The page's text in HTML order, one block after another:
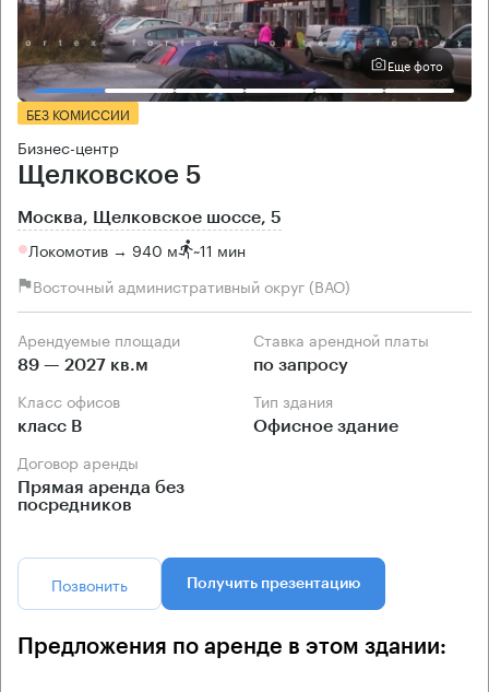
Еще фото
БЕЗ КОМИССИИ
Бизнес-центр
Щелковское 5
Москва, Щелковское шоссе, 5
Локомотив → 940 м ~11 мин
Восточный административный округ (ВАО)
Арендуемые площади
89 — 2027 кв.м
Ставка арендной платы
по запросу
Класс офисов
класс B
Тип здания
Офисное здание
Договор аренды
Прямая аренда без
посредников
Позвонить Получить презентацию
Предложения по аренде в этом здании: